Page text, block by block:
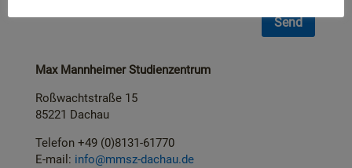
Send
Max Mannheimer Studienzentrum
Roßwachtstraße 15
85221 Dachau
Telefon +49 (0)8131-61770
E-mail: info@mmsz-dachau.de